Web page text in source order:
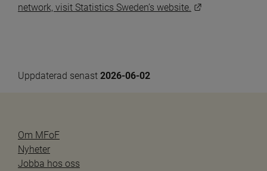
network, visit Statistics Sweden’s website.
Uppdaterad senast 2026-06-02
Om MFoF
Nyheter
Jobba hos oss